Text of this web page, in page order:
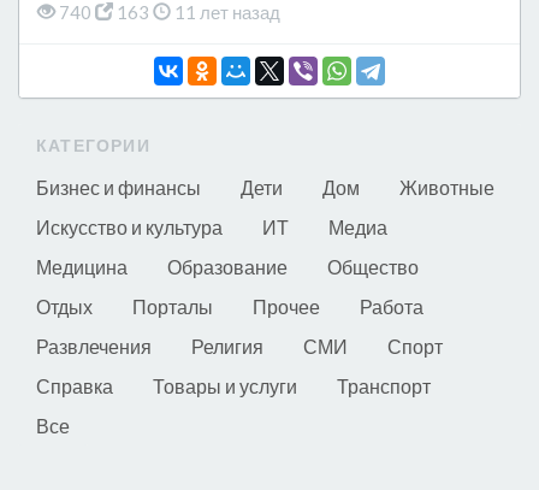
740 163 11 лет назад
КАТЕГОРИИ
Бизнес и финансы Дети Дом
Животные
Искусство и культура
ИТ
Медиа
Медицина
Образование
Общество
Отдых
Порталы Прочее
Работа
Развлечения
Религия СМИ
Спорт
Справка
Товары и услуги
Транспорт
Все